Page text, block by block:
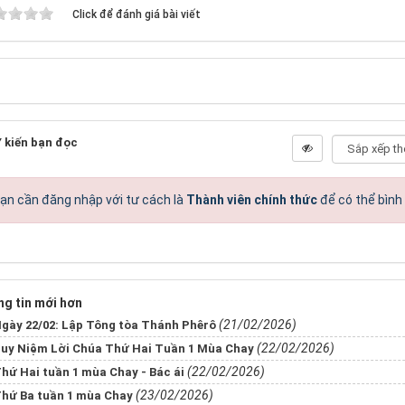
Click để đánh giá bài viết
kiến bạn đọc
cần đăng nhập với tư cách là Thành viên chính thứcđể có thể bình
tin mới hơn
22/02: Lập Tông tòa Thánh Phêrô(21/02/2026)
Niệm Lời Chúa Thứ Hai Tuần 1 Mùa Chay (22/02/2026)
Hai tuần 1 mùa Chay - Bác ái (22/02/2026)
Ba tuần 1 mùa Chay (23/02/2026)